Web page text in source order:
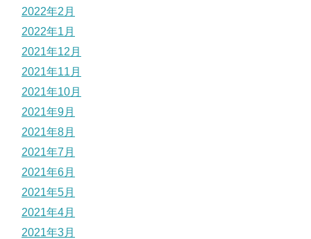
2022年2月
2022年1月
2021年12月
2021年11月
2021年10月
2021年9月
2021年8月
2021年7月
2021年6月
2021年5月
2021年4月
2021年3月